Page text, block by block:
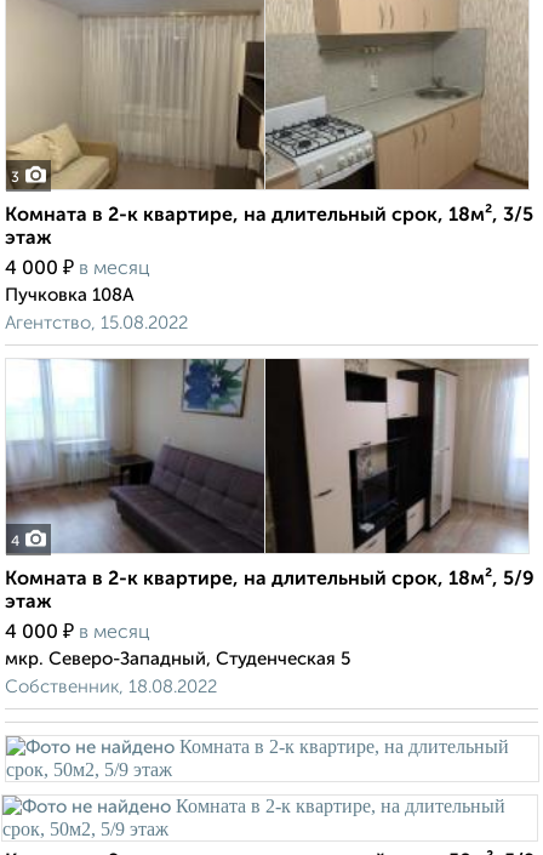
3
Комната в 2-к квартире, на длительный срок, 18м², 3/5
этаж
4 000 ₽ в месяц
Пучковка 108А
Агентство, 15.08.2022
4
Комната в 2-к квартире, на длительный срок, 18м², 5/9
этаж
4 000 ₽ в месяц
мкр. Северо-Западный, Студенческая 5
Собственник, 18.08.2022